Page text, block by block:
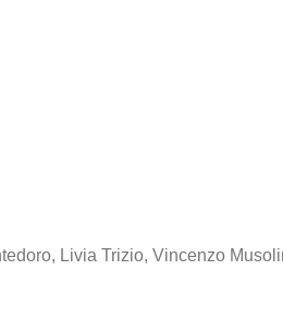
Livia Trizio, Vincenzo